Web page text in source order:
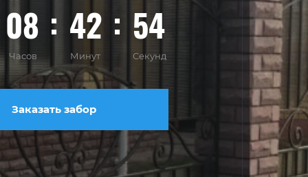
08 42 51
Часов Минут Секунд
Заказать забор